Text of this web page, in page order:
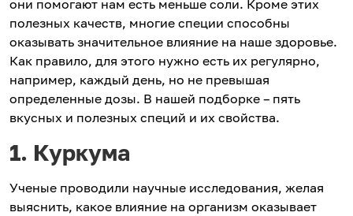
они помогают нам есть меньше соли. Кроме этих
полезных качеств, многие специи способны
оказывать значительное влияние на наше здоровье.
Как правило, для этого нужно есть их регулярно,
например, каждый день, но не превышая
определенные дозы. В нашей подборке – пять
вкусных и полезных специй и их свойства.
1. Куркума
Ученые проводили научные исследования, желая
выяснить, какое влияние на организм оказывает